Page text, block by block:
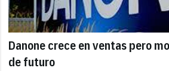
Danone crece en ventas pero
de futuro